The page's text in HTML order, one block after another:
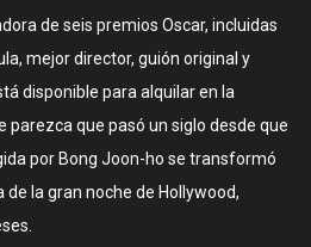
de seis premios Oscar, incluidas
mejor director, guión original y
disponible para alquilar en la
parezca que pasó un siglo desde que
por Bong Joon-ho se transformó
la gran noche de Hollywood,